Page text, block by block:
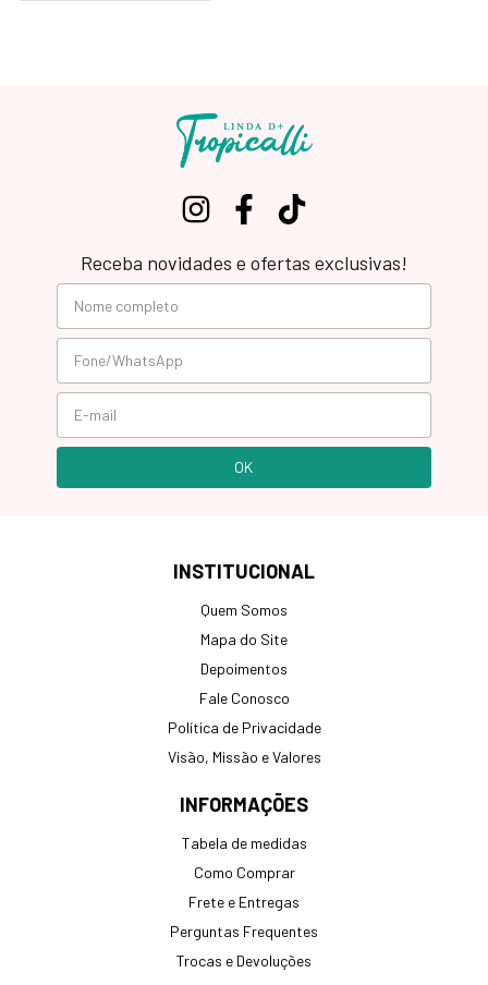
Receba novidades e ofertas exclusivas!
INSTITUCIONAL
Quem Somos
Mapa do Site
Depoimentos
Fale Conosco
Política de Privacidade
Visão, Missão e Valores
INFORMAÇÕES
Tabela de medidas
Como Comprar
Frete e Entregas
Perguntas Frequentes
Trocas e Devoluções